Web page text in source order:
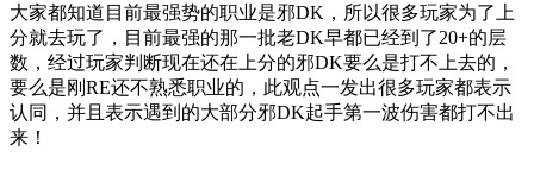
大家都知道目前最强势的职业是邪DK，所以很多玩家为了上
分就去玩了，目前最强的那一批老DK早都已经到了20+的层
数，经过玩家判断现在还在上分的邪DK要么是打不上去的，
要么是刚RE还不熟悉职业的，此观点一发出很多玩家都表示
认同，并且表示遇到的大部分邪DK起手第一波伤害都打不出
来！